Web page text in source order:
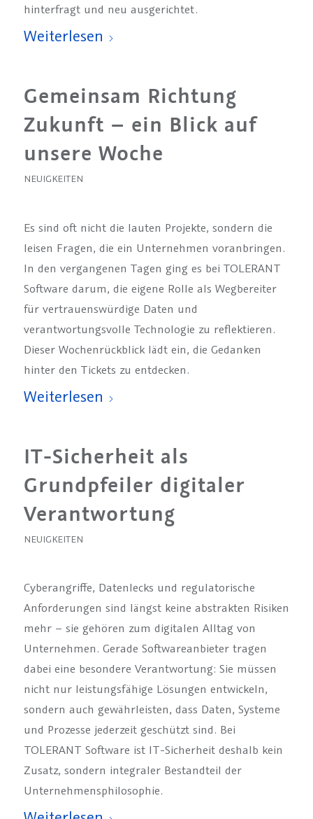
hinterfragt und neu ausgerichtet.
Weiterlesen
Gemeinsam Richtung
Zukunft – ein Blick auf
unsere Woche
NEUIGKEITEN
Es sind oft nicht die lauten Projekte, sondern die
leisen Fragen, die ein Unternehmen voranbringen.
In den vergangenen Tagen ging es bei TOLERANT
Software darum, die eigene Rolle als Wegbereiter
für vertrauenswürdige Daten und
verantwortungsvolle Technologie zu reflektieren.
Dieser Wochenrückblick lädt ein, die Gedanken
hinter den Tickets zu entdecken.
Weiterlesen
IT-Sicherheit als
Grundpfeiler digitaler
Verantwortung
NEUIGKEITEN
Cyberangriffe, Datenlecks und regulatorische
Anforderungen sind längst keine abstrakten Risiken
mehr – sie gehören zum digitalen Alltag von
Unternehmen. Gerade Softwareanbieter tragen
dabei eine besondere Verantwortung: Sie müssen
nicht nur leistungsfähige Lösungen entwickeln,
sondern auch gewährleisten, dass Daten, Systeme
und Prozesse jederzeit geschützt sind. Bei
TOLERANT Software ist IT-Sicherheit deshalb kein
Zusatz, sondern integraler Bestandteil der
Unternehmensphilosophie.